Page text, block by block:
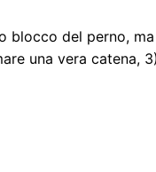
blocco del perno,
una vera catena, 3)